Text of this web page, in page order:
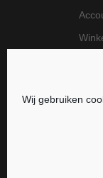
Wij gebruiken